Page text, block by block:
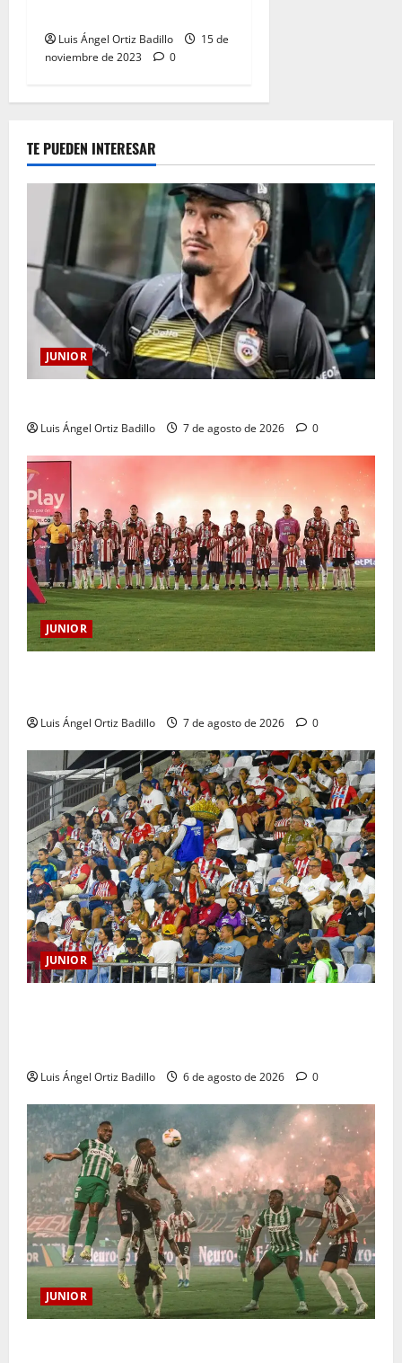
Luis Ángel Ortiz Badillo
15 de
noviembre de 2023
0
TE PUEDEN INTERESAR
JUNIOR
Luis Ángel Ortiz Badillo 7 de agosto de 2026 0
JUNIOR
Luis Ángel Ortiz Badillo 7 de agosto de 2026 0
JUNIOR
Luis Ángel Ortiz Badillo 6 de agosto de 2026 0
JUNIOR